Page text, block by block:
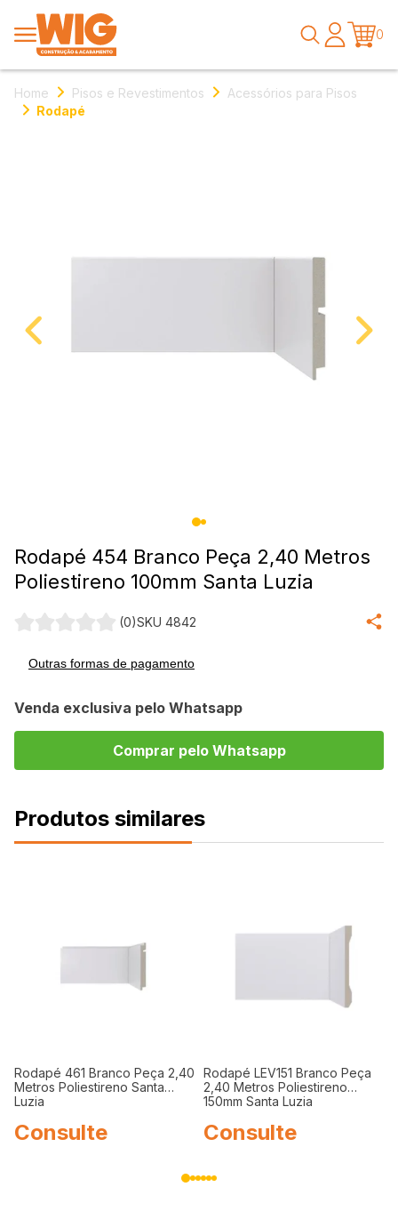
0
Home Pisos e Revestimentos
Acessórios para Pisos
Rodapé
Rodapé 454 Branco Peça 2,40 Metros
Poliestireno 100mm Santa Luzia
(0)SKU 4842
Outras formas de pagamento
Venda exclusiva pelo Whatsapp
Comprar pelo Whatsapp
Rodapé 461 Branco Peça 2,40
Metros Poliestireno Santa
Luzia
Rodapé LEV151 Branco Peça
2,40 Metros Poliestireno
150mm Santa Luzia